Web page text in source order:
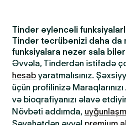
Tinder əyləncəli
Tinder təcrübənizi daha da
funksiyalara nəzər sala
Əvvəla, Tinderdən istifadə
hesab yaratmalısınız.
üçün profilinizə
və bioqrafiyanızı əlavə
Növbəti addımda,